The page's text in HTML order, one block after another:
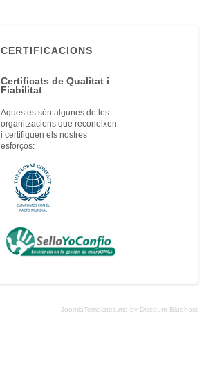
JoomlaTemplates.me by Discount Bluehost
CERTIFICACIONS
Certificats de Qualitat i
Fiabilitat
Aquestes són algunes de les
organitzacions que reconeixen
i certifiquen els nostres
esforços: